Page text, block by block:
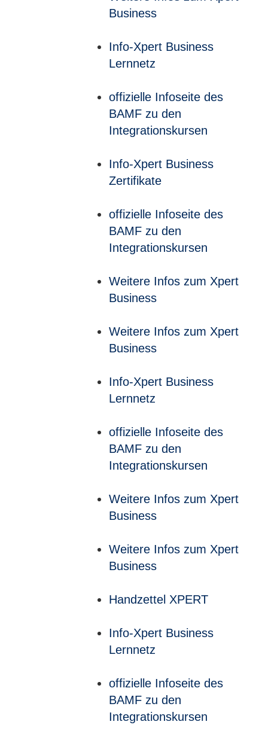
Business
Info-Xpert Business
Lernnetz
offizielle Infoseite des
BAMF zu den
Integrationskursen
Info-Xpert Business
Zertifikate
offizielle Infoseite des
BAMF zu den
Integrationskursen
Weitere Infos zum Xpert
Business
Weitere Infos zum Xpert
Business
Info-Xpert Business
Lernnetz
offizielle Infoseite des
BAMF zu den
Integrationskursen
Weitere Infos zum Xpert
Business
Weitere Infos zum Xpert
Business
Handzettel XPERT
Info-Xpert Business
Lernnetz
offizielle Infoseite des
BAMF zu den
Integrationskursen